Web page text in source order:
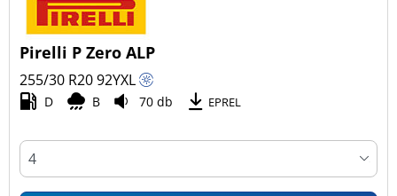
Pirelli P Zero ALP
255/30 R2092YXL
D B 70 db EPREL